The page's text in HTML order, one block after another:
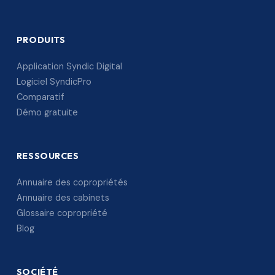
PRODUITS
Application Syndic Digital
Logiciel SyndicPro
Comparatif
Démo gratuite
RESSOURCES
Annuaire des copropriétés
Annuaire des cabinets
Glossaire copropriété
Blog
SOCIÉTÉ